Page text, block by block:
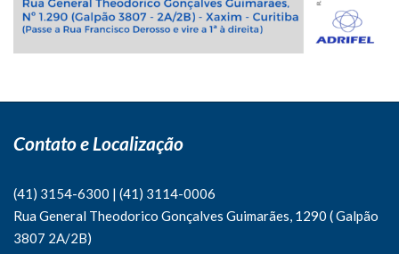
Contato e Localização
(41) 3154-6300 | (41) 3114-0006
Rua General Theodorico Gonçalves Guimarães, 1290 ( Galpão
3807 2A/2B)